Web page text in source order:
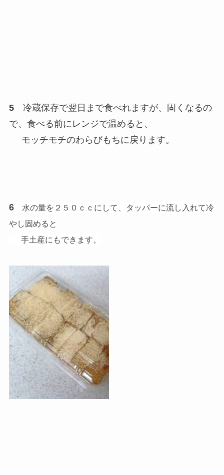
5冷蔵保存で翌日まで食べれますが、固くなるの
で、食べる前にレンジで温めると、
モッチモチのわらびもちに戻ります。
6水の量を２５０ｃｃにして、タッパーに流し入れて冷
やし固めると
手土産にもできます。